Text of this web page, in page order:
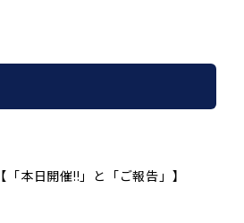
【「本日開催!!」と「ご報告」】